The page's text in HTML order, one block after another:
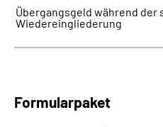
Übergangsgeld während der
Wiedereingliederung
Formularpaket